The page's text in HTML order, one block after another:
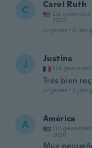
C Carol Ruth
Lid geworden
2020
ongeveer 6 jaar
J Justine
Lid
Très bien
ongeveer 6 jaar
A América
Lid
2020
Muy